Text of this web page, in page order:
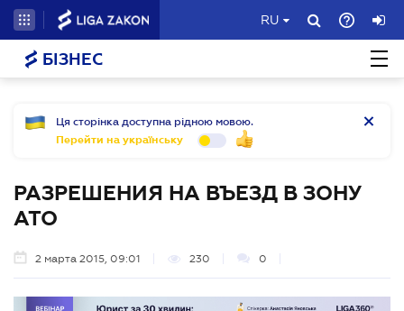
RU
БІЗНЕС
Ця сторінка доступна рідною мовою.
Перейти на українську
РАЗРЕШЕНИЯ НА ВЪЕЗД В ЗОНУ
АТО
2 марта 2015, 09:01 230 0